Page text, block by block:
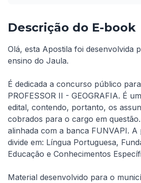
Descrição do E-book
Olá, esta Apostila foi desenvolvida
ensino do Jaula.
É dedicada a concurso público
PROFESSOR II - GEOGRAFIA. É
edital, contendo, portanto, os
cobrados para o cargo em
alinhada com a banca FUNVAPI. A
divide em: Língua Portuguesa,
Educação e Conhecimentos
Material desenvolvido para o